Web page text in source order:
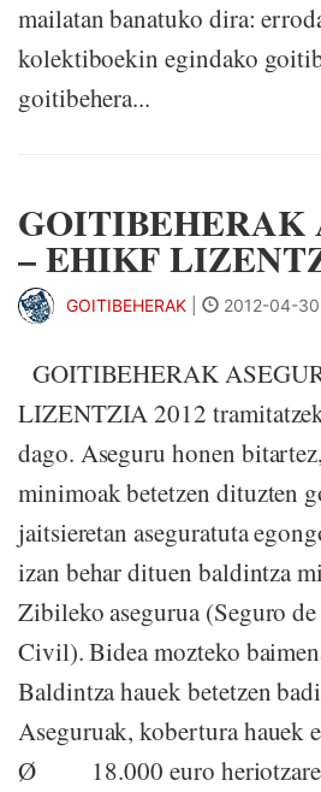
mailatan banatuko dira:
kolektiboekin egindako
goitibehera...
GOITIBEHERAK
– EHIKF
GOITIBEHERAK 2012-04-
GOITIBEHERAK
LIZENTZIA 2012
dago. Aseguru honen
minimoak betetzen dituzten
jaitsieretan aseguratuta
izan behar dituen baldintza
Zibileko asegurua (Seguro
Civil). Bidea mozteko
Baldintza hauek betetzen
Aseguruak, kobertura hauek
Ø 18.000 euro